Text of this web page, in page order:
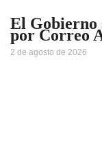
El
por Correo
2 de agosto de 2026